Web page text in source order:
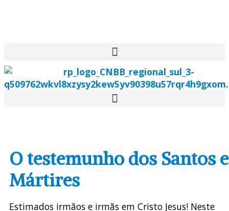
O testemunho dos Santos e
Mártires
Estimados irmãos e irmãs em Cristo Jesus! Neste